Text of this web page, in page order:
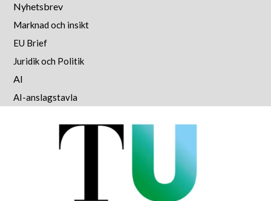
Nyhetsbrev
Marknad och insikt
EU Brief
Juridik och Politik
AI
AI-anslagstavla